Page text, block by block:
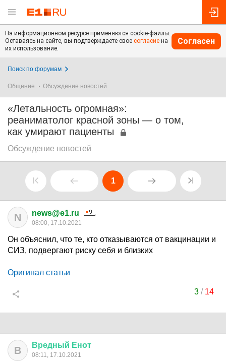
На информационном ресурсе применяются cookie-файлы.
Оставаясь на сайте, вы подтверждаете свое согласие на
их использование.
Согласен
Поиск по форумам
Общение Обсуждение новостей
«Летальность огромная»:
реаниматолог красной зоны — о том,
как умирают пациенты
Обсуждение новостей
1
N news@e1.ru
08:00, 17.10.2021
Он объяснил, что те, кто отказываются от вакцинации и
СИЗ, подвергают риску себя и близких
Оригинал статьи
3 / 14
В Вредный Енот
08:11, 17.10.2021